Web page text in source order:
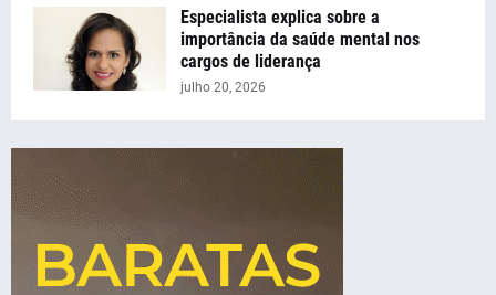
Especialista explica sobre a
importância da saúde mental nos
cargos de liderança
julho 20, 2026